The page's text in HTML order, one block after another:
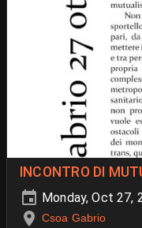
INCONTRO DI
Monday, Oct 27,
Csoa Gabrio